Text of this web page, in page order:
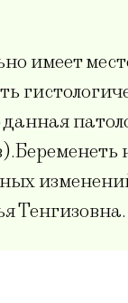
имеет
Тенгизовна.